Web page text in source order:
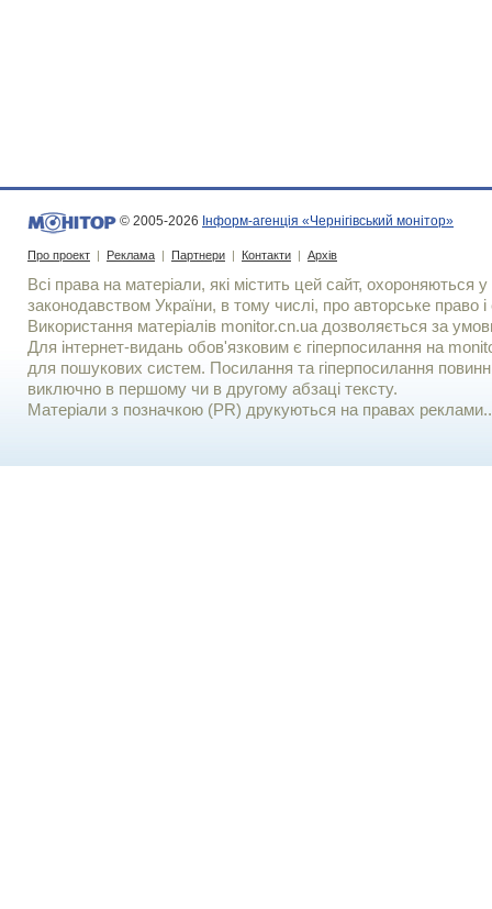
© 2005-2026 Інформ-агенція «Чернігівський монітор»
Про проект | Реклама | Партнери | Контакти | Архів
Всі права на матеріали, які містить цей сайт, охороняються у
законодавством України, в тому числі, про авторське право і
Використання матерiалiв monitor.cn.ua дозволяється за
Для iнтернет-видань обов'язковим є гiперпосилання на
для пошукових систем. Посилання та гіперпосилання
виключно в першому чи в другому абзаці тексту.
Матеріали з позначкою (PR) друкуються на правах реклами..